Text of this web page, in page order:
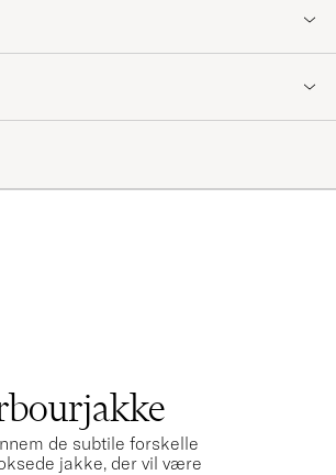
de subtile forskelle
jakke, der vil være